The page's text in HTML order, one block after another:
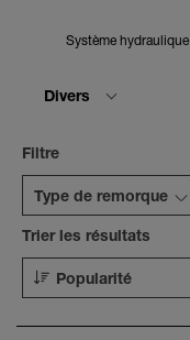
Système hydraulique
Divers
Filtre
Type de remorque
Trier les résultats
Popularité